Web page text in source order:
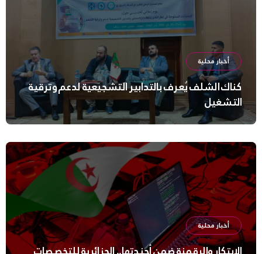
أخبار محلية
كناك الشلف يُعرف بالتدابير التشجيعية لدعم وترقية
التشغيل
أخبار محلية